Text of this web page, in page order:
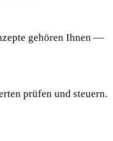
gehören Ihnen —
prüfen und steuern.